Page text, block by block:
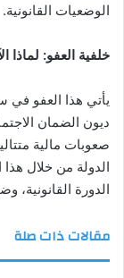
الوضعيات القانونية.
خلفية العفو: لماذا
يأتي هذا العفو في
ديون الضمان
صعوبات مالية
الدولة من خلال
الدورة القانونية،
مقالات ذات صلة